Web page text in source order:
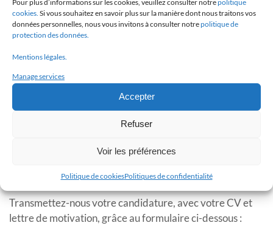
Pour plus d’informations sur les cookies, veuillez consulter notrepolitique
cookies. Si vous souhaitez en savoir plus sur la manière dont nous traitons vos
données personnelles, nous vous invitons à consulter notrepolitique de
protection des données.
Mentions légales.
Manage services
Accepter
Refuser
Voir les préférences
Politique de cookiesPolitiques de confidentialité
une mutuelle prise en charge à 90% par l’employeur
pour la formule individuelle
par mois
des réductions et des chèques cadeaux distribués
Cette offre vous intéresse ?
Transmettez-nous votre candidature, avec votre CV et
lettre de motivation, grâce au formulaire ci-dessous :